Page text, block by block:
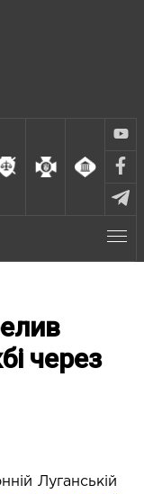
через
Луганській